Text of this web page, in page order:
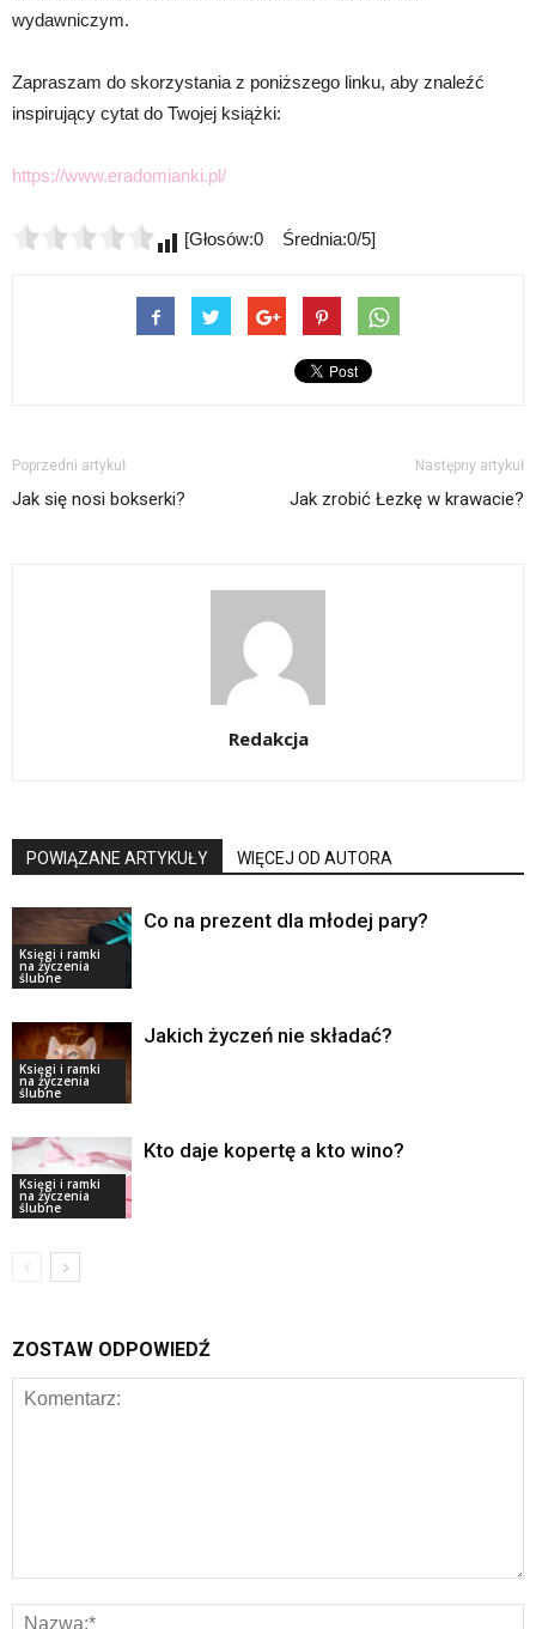
wydawniczym.
Zapraszam do skorzystania z poniższego linku, aby znaleźć
inspirujący cytat do Twojej książki:
https://www.eradomianki.pl/
[Głosów:0 Średnia:0/5]
Poprzedni artykuł
Jak się nosi bokserki?
Następny artykuł
Jak zrobić Łezkę w krawacie?
Redakcja
POWIĄZANE ARTYKUŁY WIĘCEJ OD AUTORA
Księgi i ramki
na życzenia
ślubne
Co na prezent dla młodej pary?
Księgi i ramki
na życzenia
ślubne
Jakich życzeń nie składać?
Księgi i ramki
na życzenia
ślubne
Kto daje kopertę a kto wino?
ZOSTAW ODPOWIEDŹ